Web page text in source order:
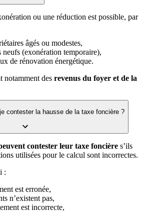
ou une réduction est possible, par
âgés ou modestes,
neufs (exonération temporaire),
de rénovation énergétique.
notamment des revenus du foyer et de la
contester la hausse de la taxe foncière ?
contester leur taxe foncière s’ils
utilisées pour le calcul sont incorrectes.
:
est erronée,
n’existent pas,
est incorrecte,